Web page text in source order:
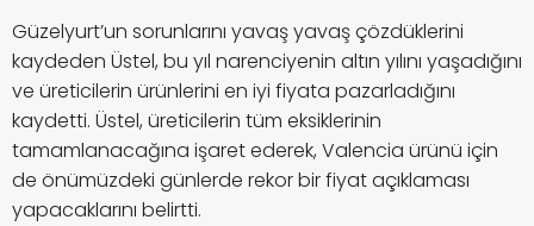
Güzelyurt’un sorunlarını yavaş yavaş çözdüklerini
kaydeden Üstel, bu yıl narenciyenin altın yılını yaşadığını
ve üreticilerin ürünlerini en iyi fiyata pazarladığını
kaydetti. Üstel, üreticilerin tüm eksiklerinin
tamamlanacağına işaret ederek, Valencia ürünü için
de önümüzdeki günlerde rekor bir fiyat açıklaması
yapacaklarını belirtti.